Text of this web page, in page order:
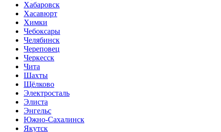
Хабаровск
Хасавюрт
Химки
Чебоксары
Челябинск
Череповец
Черкесск
Чита
Шахты
Щёлково
Электросталь
Элиста
Энгельс
Южно-Сахалинск
Якутск